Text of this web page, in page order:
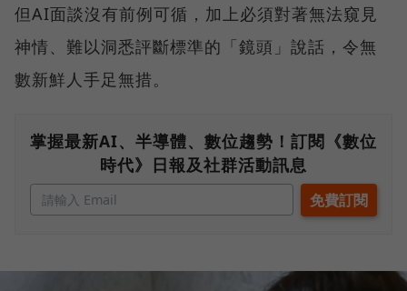
但AI面談沒有前例可循，加上必須對著無法窺見
神情、難以洞悉評斷標準的「鏡頭」說話，令無
數新鮮人手足無措。
掌握最新AI、半導體、數位趨勢！訂閱《數位
時代》日報及社群活動訊息